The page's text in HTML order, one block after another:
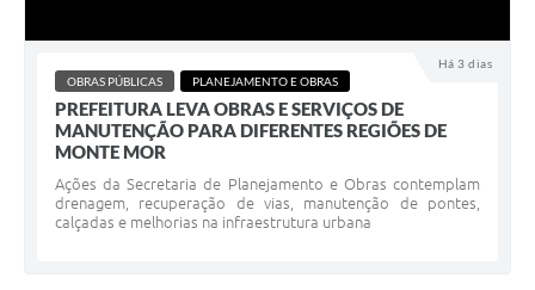
Há 3 dias
OBRAS PÚBLICAS PLANEJAMENTO E OBRAS
PREFEITURA LEVA OBRAS E SERVIÇOS DE
MANUTENÇÃO PARA DIFERENTES REGIÕES DE
MONTE MOR
Ações da Secretaria de Planejamento e Obras contemplam
drenagem, recuperação de vias, manutenção de pontes,
calçadas e melhorias na infraestrutura urbana